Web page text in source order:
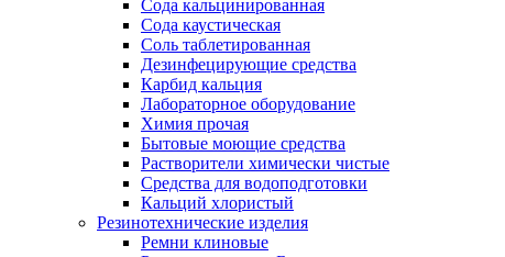
Сода кальцинированная
Сода каустическая
Соль таблетированная
Дезинфецирующие средства
Карбид кальция
Лабораторное оборудование
Химия прочая
Бытовые моющие средства
Растворители химически чистые
Средства для водоподготовки
Кальций хлористый
Резинотехнические изделия
Ремни клиновые